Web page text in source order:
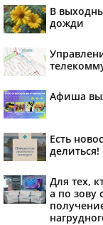
В
дожди
Афиша
Есть
делиться!
Для тех,
а по зову